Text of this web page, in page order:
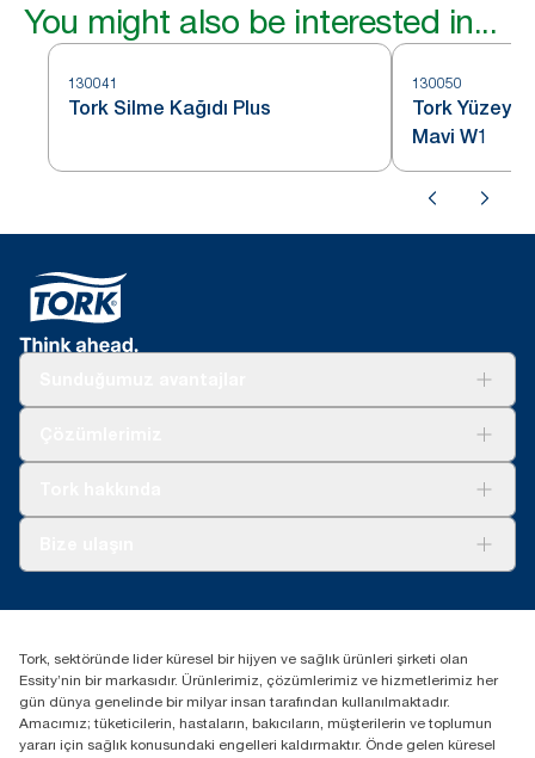
You might also be interested in...
130041
Tork Silme Kağıdı Plus
130050
Tork Yüzey
Mavi W1
(+90) 216 560 13 00
Essity Turkey Hijyen Ürünleri Sanayi ve Ticaret
Anonim Şirketi Kuriş Kule İş Merkezi, Cevizli Mah.
D-100 Güney Yan Yol Cad. No 2
K:9 34953 Kartal / Istanbul / Turkey
Tork, sektöründe lider küresel bir hijyen ve sağlık ürünleri şirketi olan
Essity’nin bir markasıdır. Ürünlerimiz, çözümlerimiz ve hizmetlerimiz her
gün dünya genelinde bir milyar insan tarafından kullanılmaktadır.
Amacımız; tüketicilerin, hastaların, bakıcıların, müşterilerin ve toplumun
yararı için sağlık konusundaki engelleri kaldırmaktır. Önde gelen küresel